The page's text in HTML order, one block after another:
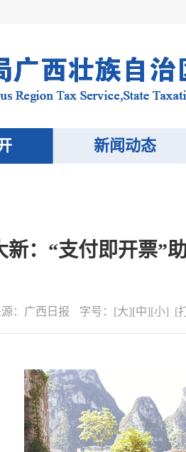
新闻动态
新：“支付即开票”
： 广西日报 字号： [大][中][小] [